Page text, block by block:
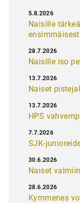
Naisille
5.8.2026
Naisille iso
28.7.2026
Naiset
13.7.2026
HPS
13.7.2026
SJK-
7.7.2026
Naiset
30.6.2026
Kymmenes
28.6.2026